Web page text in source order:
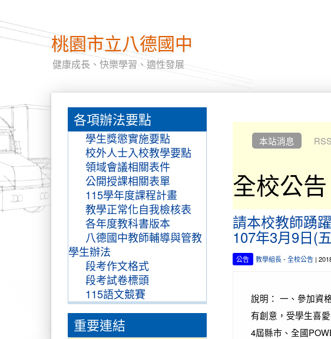
桃園市立八德國中
健康成長、快樂學習、適性發展
各項辦法要點
學生獎懲實施要點
校外人士入校教學要點
領域會議相關表件
公開授課相關表單
115學年度課程計畫
教學正常化自我檢核表
各年度教科書版本
八德國中教師輔導與管教
學生辦法
段考作文格式
段考試卷標頭
115語文競賽
重要連結
本站消息 RSS
全校公告
請本校教師踴
107年3月9日(
公告 教學組長- 全校公告|
說明： 一、參加資
有創意，受學生喜
4屆縣市、全國